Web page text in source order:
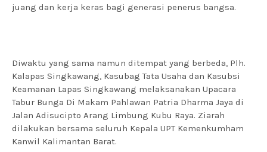
juang dan kerja keras bagi generasi penerus bangsa.
Diwaktu yang sama namun ditempat yang berbeda, Plh.
Kalapas Singkawang, Kasubag Tata Usaha dan Kasubsi
Keamanan Lapas Singkawang melaksanakan Upacara
Tabur Bunga Di Makam Pahlawan Patria Dharma Jaya di
Jalan Adisucipto Arang Limbung Kubu Raya. Ziarah
dilakukan bersama seluruh Kepala UPT Kemenkumham
Kanwil Kalimantan Barat.